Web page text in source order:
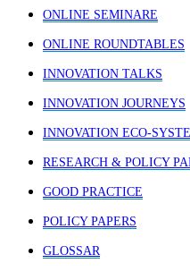
ONLINE SEMINARE
ONLINE ROUNDTABLES
INNOVATION TALKS
INNOVATION JOURNEYS
INNOVATION ECO-
RESEARCH & POLICY
GOOD PRACTICE
POLICY PAPERS
GLOSSAR